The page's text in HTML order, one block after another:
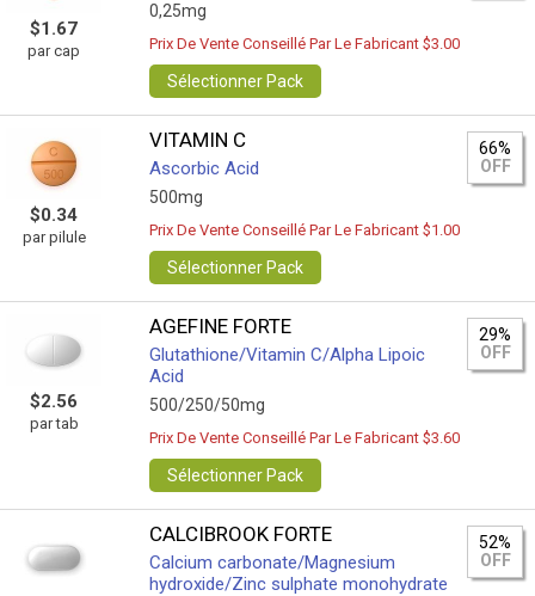
$1.67
par cap
0,25mg
Prix De Vente Conseillé Par Le Fabricant $3.00
Sélectionner Pack
$0.34
par pilule
VITAMIN C
Ascorbic Acid
500mg
66%
OFF
Prix De Vente Conseillé Par Le Fabricant $1.00
Sélectionner Pack
$2.56
par tab
AGEFINE FORTE
Glutathione/Vitamin C/Alpha Lipoic
Acid
500/250/50mg
29%
OFF
Prix De Vente Conseillé Par Le Fabricant $3.60
Sélectionner Pack
CALCIBROOK FORTE
Calcium carbonate/Magnesium
hydroxide/Zinc sulphate monohydrate
52%
OFF